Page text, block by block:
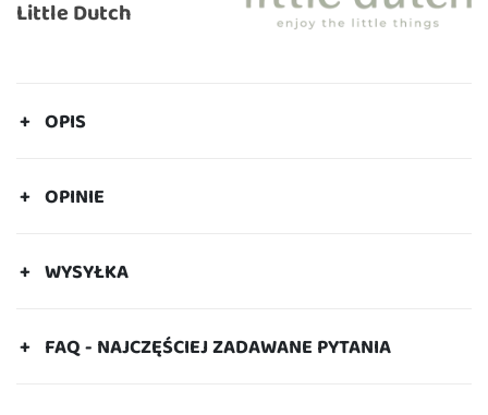
Little Dutch
OPIS
OPINIE
WYSYŁKA
FAQ - NAJCZĘŚCIEJ ZADAWANE PYTANIA